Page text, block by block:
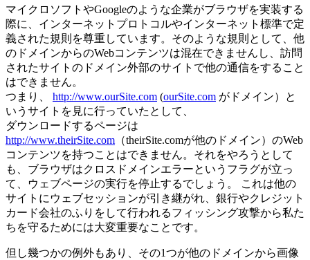
マイクロソフトやGoogleのような企業がブラウザを実装する
際に、インターネットプロトコルやインターネット標準で定
義された規則を尊重しています。そのような規則として、他
のドメインからのWebコンテンツは混在できませんし、訪問
されたサイトのドメイン外部のサイトで他の通信をすること
はできません。
つまり、 http://www.ourSite.com (ourSite.com がドメイン）と
いうサイトを見に行っていたとして、
ダウンロードするページは
http://www.theirSite.com （theirSite.comが他のドメイン）のWeb
コンテンツを持つことはできません。それをやろうとして
も、ブラウザはクロスドメインエラーというフラグが立っ
て、ウェブページの実行を停止するでしょう。 これは他の
サイトにウェブセッションが引き継がれ、銀行やクレジット
カード会社のふりをして行われるフィッシング攻撃から私た
ちを守るためには大変重要なことです。
但し幾つかの例外もあり、その1つが他のドメインから画像